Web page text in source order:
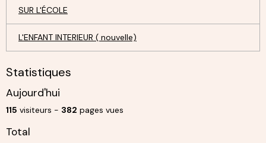
SUR L'ÉCOLE
L'ENFANT INTERIEUR ( nouvelle)
Statistiques
Aujourd'hui
115 visiteurs - 382 pages vues
Total